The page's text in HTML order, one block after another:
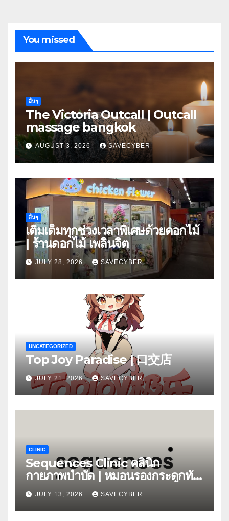
You missed
อื่นๆ
The Victoria Outcall | Outcall
massage bangkok
AUGUST 3, 2026 SAVECYBER
อื่นๆ
เติมเต็มทุกช่วงเวลาพิเศษด้วยดอกไม้
| ร้านดอกไม้ เพลินจิต
JULY 28, 2026 SAVECYBER
UNCATEGORIZED
Top Joy Paradise | 口交店
JULY 21, 2026 SAVECYBER
CLINIC
Sequences Clinic คลินิก
กายภาพบำบัด | หมอนรองกระดูกทับ
เส้นJULY 13, 2026 SAVECYBER